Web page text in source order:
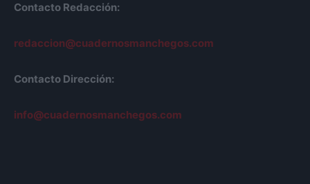
Contacto Redacción:
redaccion@cuadernosmanchegos.com
Contacto Dirección:
info@cuadernosmanchegos.com